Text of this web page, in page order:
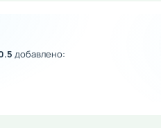
добавлено: